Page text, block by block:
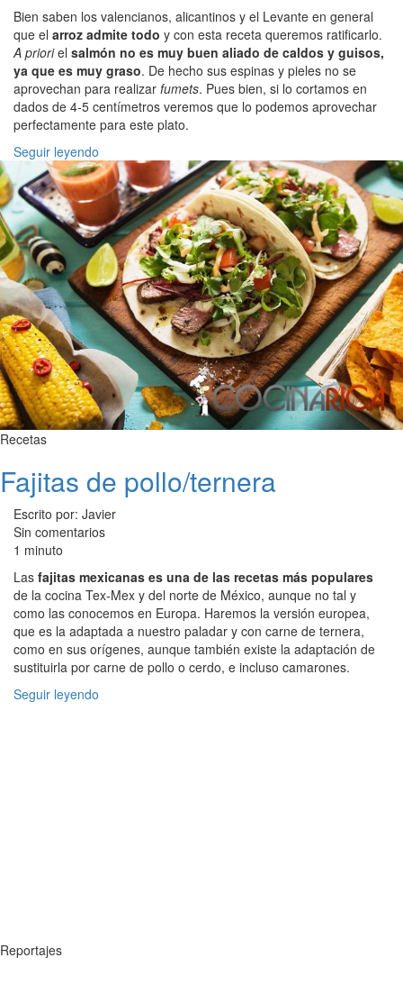
Bien saben los valencianos, alicantinos y el Levante en general
que el arroz admite todo y con esta receta queremos ratificarlo.
A prioriel salmón no es muy buen aliado de caldos y guisos,
ya que es muy graso. De hecho sus espinas y pieles no se
aprovechan para realizar fumets. Pues bien, si lo cortamos en
dados de 4-5 centímetros veremos que lo podemos aprovechar
perfectamente para este plato.
Seguir leyendo
Recetas
Fajitas de pollo/ternera
Escrito por: Javier
Sin comentarios
1 minuto
Las fajitas mexicanas es una de las recetas más populares
de la cocina Tex-Mex y del norte de México, aunque no tal y
como las conocemos en Europa. Haremos la versión europea,
que es la adaptada a nuestro paladar y con carne de ternera,
como en sus orígenes, aunque también existe la adaptación de
sustituirla por carne de pollo o cerdo, e incluso camarones.
Seguir leyendo
Reportajes